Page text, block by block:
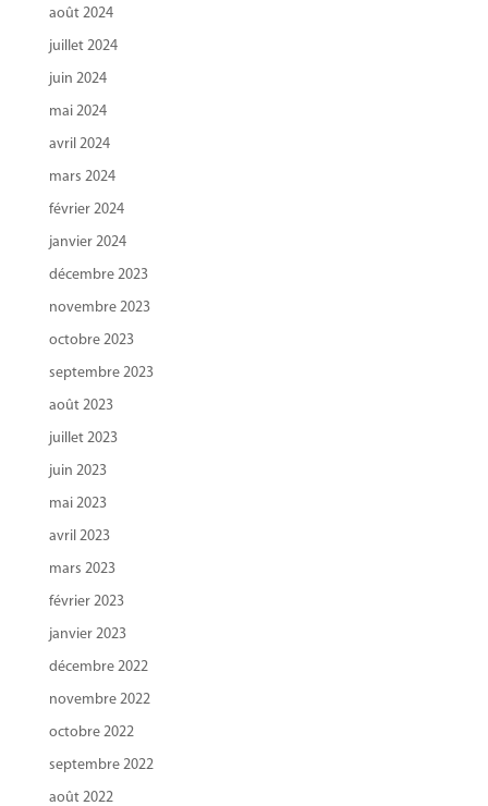
août 2024
juillet 2024
juin 2024
mai 2024
avril 2024
mars 2024
février 2024
janvier 2024
décembre 2023
novembre 2023
octobre 2023
septembre 2023
août 2023
juillet 2023
juin 2023
mai 2023
avril 2023
mars 2023
février 2023
janvier 2023
décembre 2022
novembre 2022
octobre 2022
septembre 2022
août 2022